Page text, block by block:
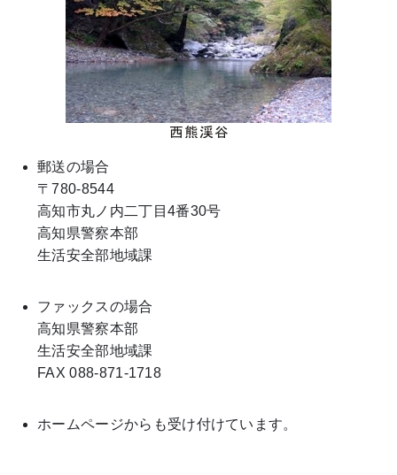
郵送の場合
〒780-8544
高知市丸ノ内二丁目4番30号
高知県警察本部
生活安全部地域課
ファックスの場合
高知県警察本部
生活安全部地域課
FAX 088-871-1718
ホームページからも受け付けています。